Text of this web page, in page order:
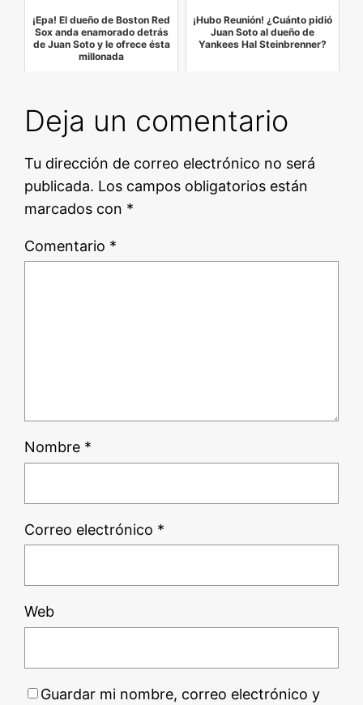
¡Epa! El dueño de Boston Red
Sox anda enamorado detrás
de Juan Soto y le ofrece ésta
millonada
¡Hubo Reunión! ¿Cuánto pidió
Juan Soto al dueño de
Yankees Hal Steinbrenner?
Deja un comentario
Tu dirección de correo electrónico no será
publicada. Los campos obligatorios están
marcados con *
Comentario *
Nombre *
Correo electrónico *
Web
Guardar mi nombre, correo electrónico y